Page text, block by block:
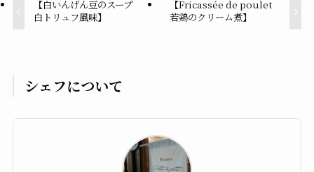
【白いんげん豆のスープ
白トリュフ風味】
【Fricassée de poulet
若鶏のクリーム煮】
シェフについて